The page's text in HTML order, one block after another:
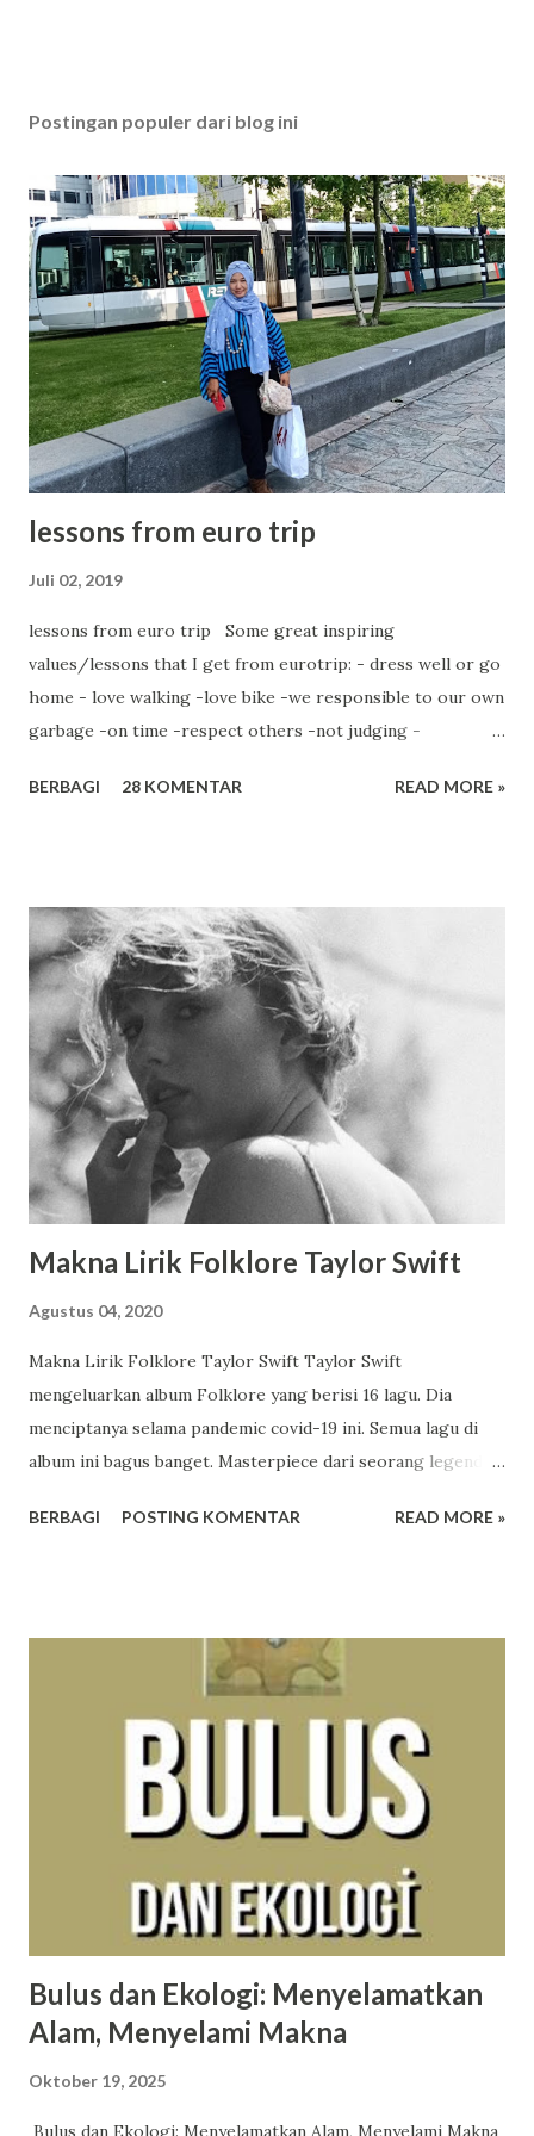
Postingan populer dari blog ini
lessons from euro trip
Juli 02, 2019
lessons from euro trip Some great inspiring
values/lessons that I get from eurotrip: - dress well or go
home - love walking -love bike -we responsible to our own
garbage -on time -respect others -not judging -
lifestyle -enjoy life There's no compromise. Even one
I still can feel that door on my face & cheek right now. I
almost dead Just before metro comes, Ning ask me to take
her pict. As usual, she isn't satisfied. She want me to take
another shoot. Then I have not enough time to reach the
metro. Ning puts me in trouble many times.But I'm trained
to be managed by scorpio's flaws,so I survive Walking with
spoiled girl is actually not my preference.There're some
occasions where I have opportunity to hang out ...
BERBAGI 28 KOMENTAR READ MORE »
Makna Lirik Folklore Taylor Swift
Agustus 04, 2020
Makna Lirik Folklore Taylor Swift Taylor Swift
mengeluarkan album Folklore yang berisi 16 lagu. Dia
menciptanya selama pandemic covid-19 ini. Semua lagu di
album ini bagus banget. Masterpiece dari seorang legenda.
Menulis adalah cara Taylor Swift melarikan diri ke dalam
cardigan the last great american dynasty exile my tears
ricochet mirrorball seven august this is me trying illicit
affairs invisible string mad woman epiphany betty peace
hoax (bonus the lakes) Berikut lirik dan makna album ini
dari berbagai sumber. the 1 Swift merefleksikan tentang
kehilangan cinta dari orang yang sudah dianggap sebagai
belahan jiwa. Ia juga mempertanyakan kalau saja situasi
berbeda, apakah mereka masih bersama. [Ver...
BERBAGI POSTING KOMENTAR READ MORE »
Bulus dan Ekologi: Menyelamatkan
Alam, Menyelami Makna
Oktober 19, 2025
Bulus dan Ekologi: Menyelamatkan Alam, Menyelami Makna